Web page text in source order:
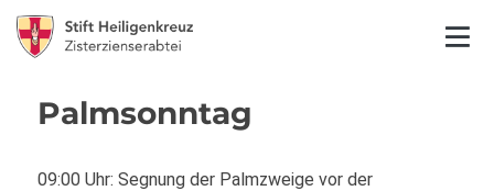
Palmsonntag
09:00 Uhr: Segnung der Palmzweige vor der